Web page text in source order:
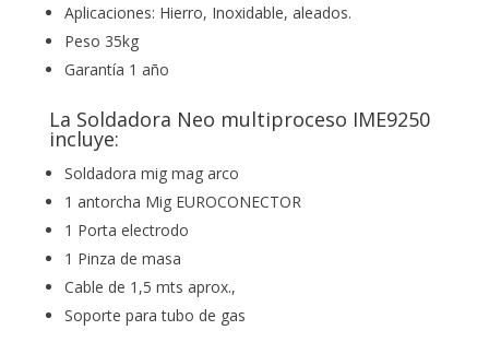
Aplicaciones: Hierro, Inoxidable, aleados.
Peso 35kg
Garantía 1 año
La Soldadora Neo multiproceso IME9250
incluye:
Soldadora mig mag arco
1 antorcha Mig EUROCONECTOR
1 Porta electrodo
1 Pinza de masa
Cable de 1,5 mts aprox.,
Soporte para tubo de gas